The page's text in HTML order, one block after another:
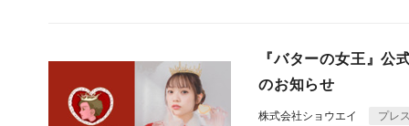
『バターの女王』
のお知らせ
株式会社ショウエイ プレ